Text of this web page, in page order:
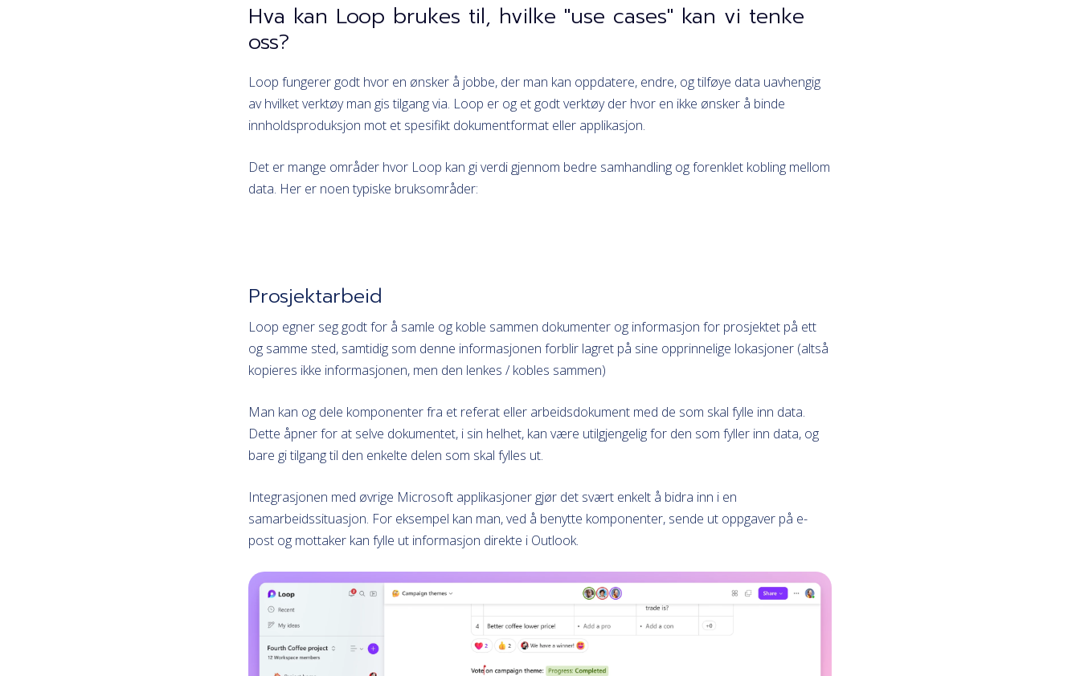
Hva kan Loop brukes til, hvilke "use cases" kan vi tenke
oss?
Loop fungerer godt hvor en ønsker å jobbe, der man kan oppdatere, endre, og tilføye data uavhengig
av hvilket verktøy man gis tilgang via. Loop er og et godt verktøy der hvor en ikke ønsker å binde
innholdsproduksjon mot et spesifikt dokumentformat eller applikasjon.
Det er mange områder hvor Loop kan gi verdi gjennom bedre samhandling og forenklet kobling mellom
data. Her er noen typiske bruksområder:
Prosjektarbeid
Loop egner seg godt for å samle og koble sammen dokumenter og informasjon for prosjektet på ett
og samme sted, samtidig som denne informasjonen forblir lagret på sine opprinnelige lokasjoner (altså
kopieres ikke informasjonen, men den lenkes / kobles sammen)
Man kan og dele komponenter fra et referat eller arbeidsdokument med de som skal fylle inn data.
Dette åpner for at selve dokumentet, i sin helhet, kan være utilgjengelig for den som fyller inn data, og
bare gi tilgang til den enkelte delen som skal fylles ut.
Integrasjonen med øvrige Microsoft applikasjoner gjør det svært enkelt å bidra inn i en
samarbeidssituasjon. For eksempel kan man, ved å benytte komponenter, sende ut oppgaver på e-
post og mottaker kan fylle ut informasjon direkte i Outlook.